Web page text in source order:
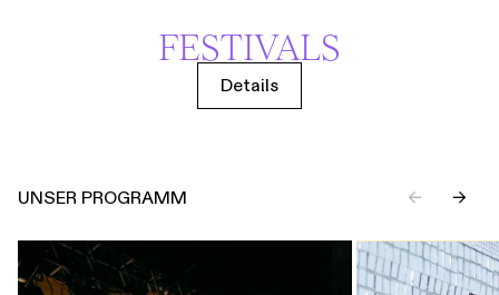
FESTIVALS
Details
UNSER PROGRAMM ← →